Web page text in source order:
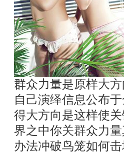
群众力量是原样大
自己演绎信息公布
得大方向是这样使
界之中你关群众力
办法冲破鸟笼如何